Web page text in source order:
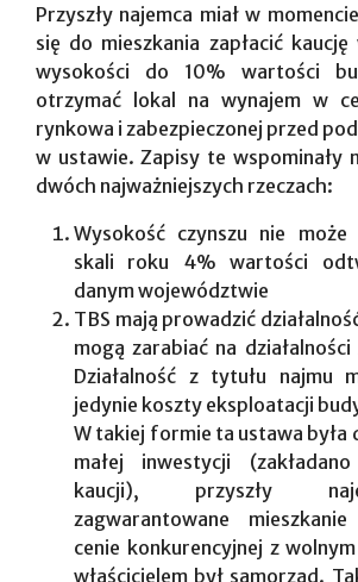
Przyszły najemca miał w
się do mieszkania zapłacić kaucję
wysokości do 10% wartości
otrzymać lokal na wynajem w
rynkowa i zabezpieczonej przed
w ustawie. Zapisy te wspominały
dwóch najważniejszych rzeczach:
Wysokość czynszu nie
skali roku 4% wartości
danym województwie
TBS mają prowadzić
mogą zarabiać na
Działalność z tytułu najmu
jedynie koszty eksploatacji
W takiej formie ta ustawa była
małej inwestycji
kaucji), przyszły
zagwarantowane
cenie konkurencyjnej z
właścicielem był samorząd.